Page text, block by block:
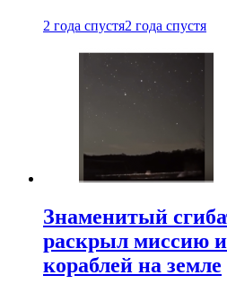
2 года спустя2 года спустя
Знаменитый
раскрыл миссию
кораблей на земле